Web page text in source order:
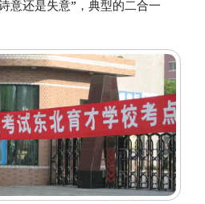
意还是失意”，典型的二合一